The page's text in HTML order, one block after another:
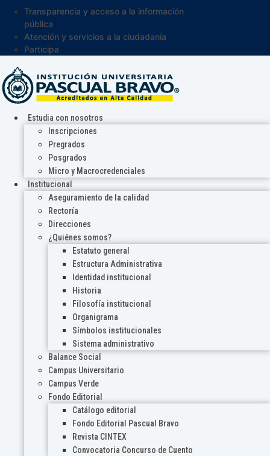
Transparencia y acceso a la información
pública
Atención y servicios a la ciudadanía
Participa
Estudia con nosotros
Inscripciones
Pregrados
Posgrados
Micro y Macrocredenciales
Institucional
Aseguramiento de la calidad
Rectoría
Direcciones
¿Quiénes somos?
Estatuto general
Estructura Administrativa
Identidad institucional
Historia
Filosofía institucional
Organigrama
Símbolos institucionales
Sistema administrativo
Balance Social
Campus Universitario
Campus Verde
Fondo Editorial
Catálogo editorial
Fondo Editorial Pascual Bravo
Revista CINTEX
Convocatoria Concurso de Cuento